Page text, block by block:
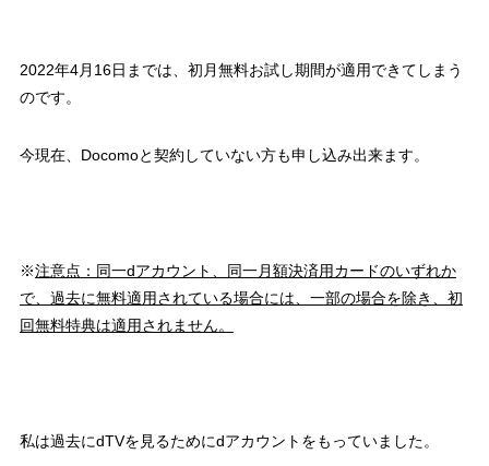
2022年4月16日までは、初月無料お試し期間が適用できてしまう
のです。
今現在、Docomoと契約していない方も申し込み出来ます。
※注意点：同一dアカウント、同一月額決済用カードのいずれか
で、過去に無料適用されている場合には、一部の場合を除き、初
回無料特典は適用されません。
私は過去にdTVを見るためにdアカウントをもっていました。